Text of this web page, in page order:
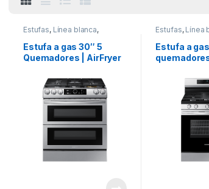
Estufas, Línea blanca,
Estufa a gas 30″ 5
Quemadores | AirFryer
NX60T8755SS
Estufas, Línea
Estufa a
quemadores
Modelo